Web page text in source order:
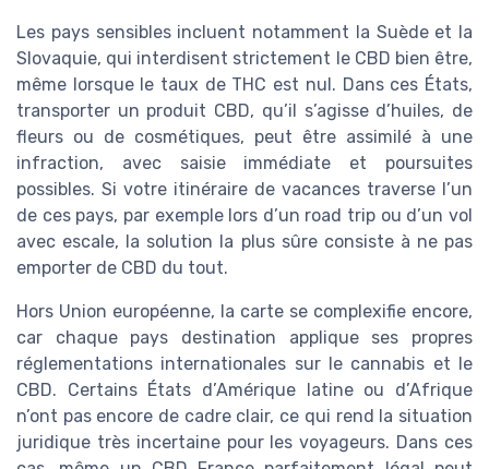
Les pays sensibles incluent notamment la Suède et la
Slovaquie, qui interdisent strictement le CBD bien être,
même lorsque le taux de THC est nul. Dans ces États,
transporter un produit CBD, qu’il s’agisse d’huiles, de
fleurs ou de cosmétiques, peut être assimilé à une
infraction, avec saisie immédiate et poursuites
possibles. Si votre itinéraire de vacances traverse l’un
de ces pays, par exemple lors d’un road trip ou d’un vol
avec escale, la solution la plus sûre consiste à ne pas
emporter de CBD du tout.
Hors Union européenne, la carte se complexifie encore,
car chaque pays destination applique ses propres
réglementations internationales sur le cannabis et le
CBD. Certains États d’Amérique latine ou d’Afrique
n’ont pas encore de cadre clair, ce qui rend la situation
juridique très incertaine pour les voyageurs. Dans ces